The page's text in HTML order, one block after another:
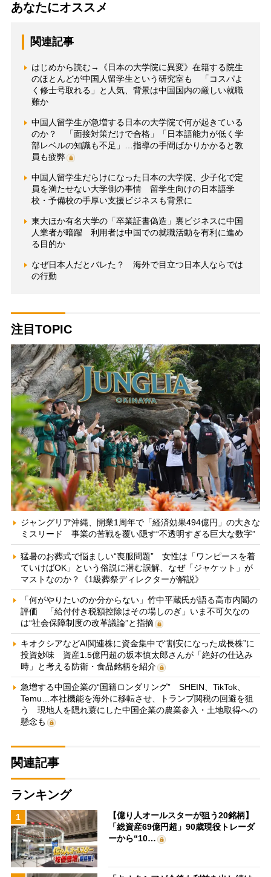
あなたにオススメ
関連記事
はじめから読む→《日本の大学院に異変》在籍する院生
のほとんどが中国人留学生という研究室も 「コスパよ
く修士号取れる」と人気、背景は中国国内の厳しい就職
難か
中国人留学生が急増する日本の大学院で何が起きている
のか？ 「面接対策だけで合格」「日本語能力が低く学
部レベルの知識も不足」…指導の手間ばかりかかると教
員も疲弊
中国人留学生だらけになった日本の大学院、少子化で定
員を満たせない大学側の事情 留学生向けの日本語学
校・予備校の手厚い支援ビジネスも背景に
東大ほか有名大学の「卒業証書偽造」裏ビジネスに中国
人業者が暗躍 利用者は中国での就職活動を有利に進め
る目的か
なぜ日本人だとバレた？ 海外で目立つ日本人ならでは
の行動
注目TOPIC
ジャングリア沖縄、開業1周年で「経済効果494億円」の大きな
ミスリード 事業の苦戦を覆い隠す“不透明すぎる巨大な数字”
猛暑のお葬式で悩ましい“喪服問題” 女性は「ワンピースを着
ていけばOK」という俗説に潜む誤解、なぜ「ジャケット」が
マストなのか？《1級葬祭ディレクターが解説》
「何がやりたいのか分からない」竹中平蔵氏が語る高市内閣の
評価 「給付付き税額控除はその場しのぎ」いま不可欠なの
は“社会保障制度の改革議論”と指摘
キオクシアなどAI関連株に資金集中で“割安になった成長株”に
投資妙味 資産1.5億円超の坂本慎太郎さんが「絶好の仕込み
時」と考える防衛・食品銘柄を紹介
急増する中国企業の“国籍ロンダリング” SHEIN、TikTok、
Temu…本社機能を海外に移転させ、トランプ関税の回避を狙
う 現地人を隠れ蓑にした中国企業の農業参入・土地取得への
懸念も
関連記事
ランキング
1
【億り人オールスターが狙う20銘柄】
「総資産69億円超」90歳現役トレーダ
ーから“10…